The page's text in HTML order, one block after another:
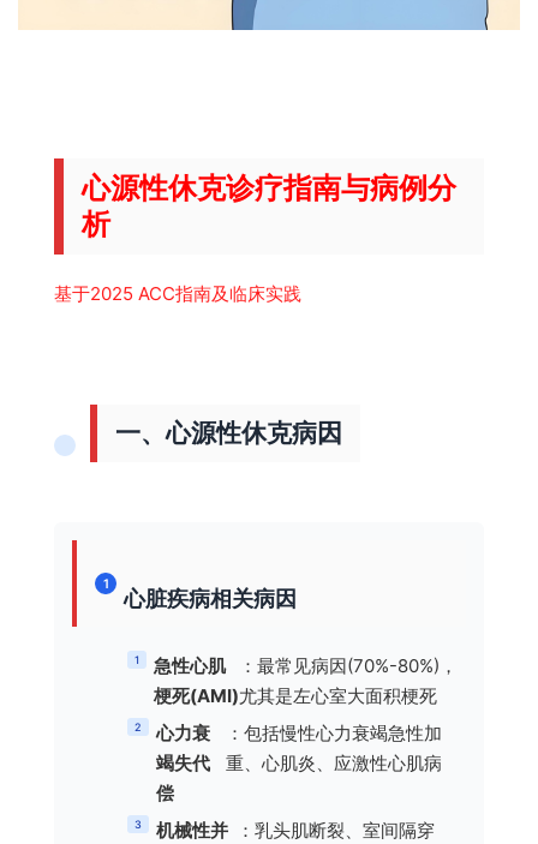
心源性休克诊疗指南与病例分
析
基于2025 ACC指南及临床实践
一、心源性休克病因
1
心脏疾病相关病因
1
急性心肌
梗死(AMI)
：最常见病因(70%-80%)，
尤其是左心室大面积梗死
2
心力衰
竭失代
偿
：包括慢性心力衰竭急性加
重、心肌炎、应激性心肌病
3
机械性并
：乳头肌断裂、室间隔穿